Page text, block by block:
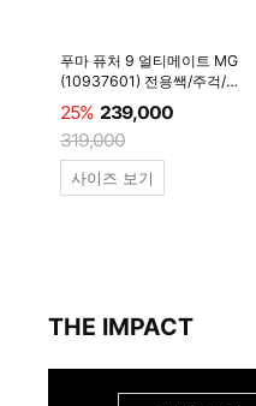
푸마 퓨처 9 얼티메이트 MG
(10937601) 전용쌕/주걱/
양말 #
25% 239,000
319,000
사이즈 보기
THE IMPACT